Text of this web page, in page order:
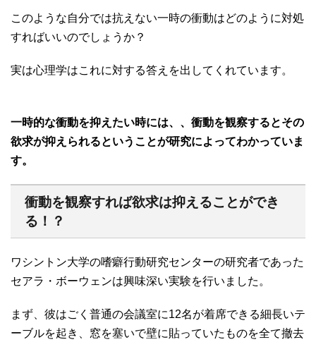
このような自分では抗えない一時の衝動はどのように対処
すればいいのでしょうか？
実は心理学はこれに対する答えを出してくれています。
一時的な衝動を抑えたい時には、、衝動を観察するとその
欲求が抑えられるということが研究によってわかっていま
す。
衝動を観察すれば欲求は抑えることができ
る！？
ワシントン大学の嗜癖行動研究センターの研究者であった
セアラ・ボーウェンは興味深い実験を行いました。
まず、彼はごく普通の会議室に12名が着席できる細長いテ
ーブルを起き、窓を塞いで壁に貼っていたものを全て撤去